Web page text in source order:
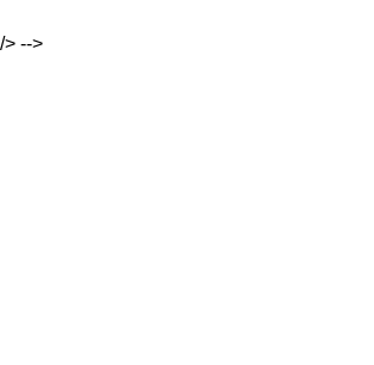
/> -->